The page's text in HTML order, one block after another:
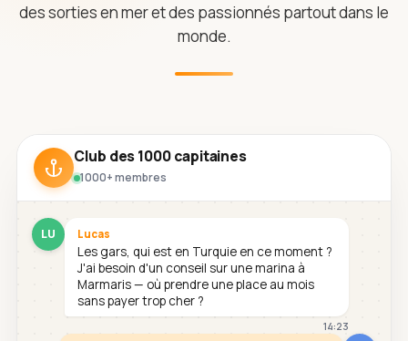
des sorties en mer et des passionnés partout dans le
monde.
Club des 1000 capitaines
1000+ membres
LU Lucas
Les gars, qui est en Turquie en ce moment ?
J'ai besoin d'un conseil sur une marina à
Marmaris — où prendre une place au mois
sans payer trop cher ?
14:23